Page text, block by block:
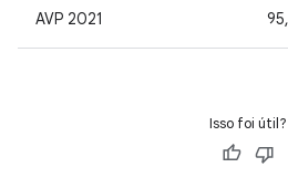
AVP 2021
Isso foi útil?